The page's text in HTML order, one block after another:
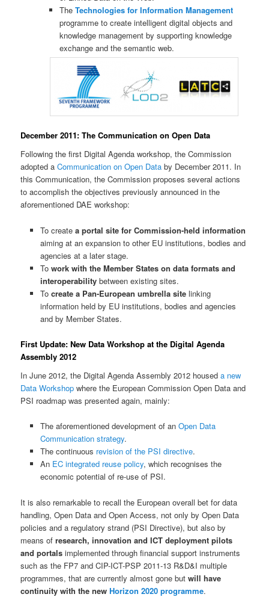
TheTechnologies for Information Management
programme to create intelligent digital objects and
knowledge management by supporting knowledge
exchange and the semantic web.
December 2011: The Communication on Open Data
Following the first Digital Agenda workshop, the Commission
adopted aCommunication on Open Data by December 2011. In
this Communication, the Commission proposes several actions
to accomplish the objectives previously announced in the
aforementioned DAE workshop:
To create a portal site for Commission-held information
aiming at an expansion to other EU institutions, bodies and
agencies at a later stage.
To work with the Member States on data formats and
interoperabilitybetween existing sites.
To create a Pan-European umbrella sitelinking
information held by EU institutions, bodies and agencies
and by Member States.
First Update: New Data Workshop at the Digital Agenda
Assembly 2012
In June 2012, the Digital Agenda Assembly 2012 houseda new
Data Workshop where the European Commission Open Data and
PSI roadmap was presented again, mainly:
The aforementioned development of an Open Data
Communication strategy.
The continuous revision of the PSI directive.
An EC integrated reuse policy, which recognises the
economic potential of re-use of PSI.
It is also remarkable to recall the European overall bet for data
handling, Open Data and Open Access, not only by Open Data
policies and a regulatory strand (PSI Directive), but also by
means ofresearch, innovation and ICT deployment pilots
and portals implemented through financial support instruments
such as the FP7 and CIP-ICT-PSP 2011-13 R&D&I multiple
programmes, that are currently almost gone butwill have
continuity with the newHorizon 2020 programme.